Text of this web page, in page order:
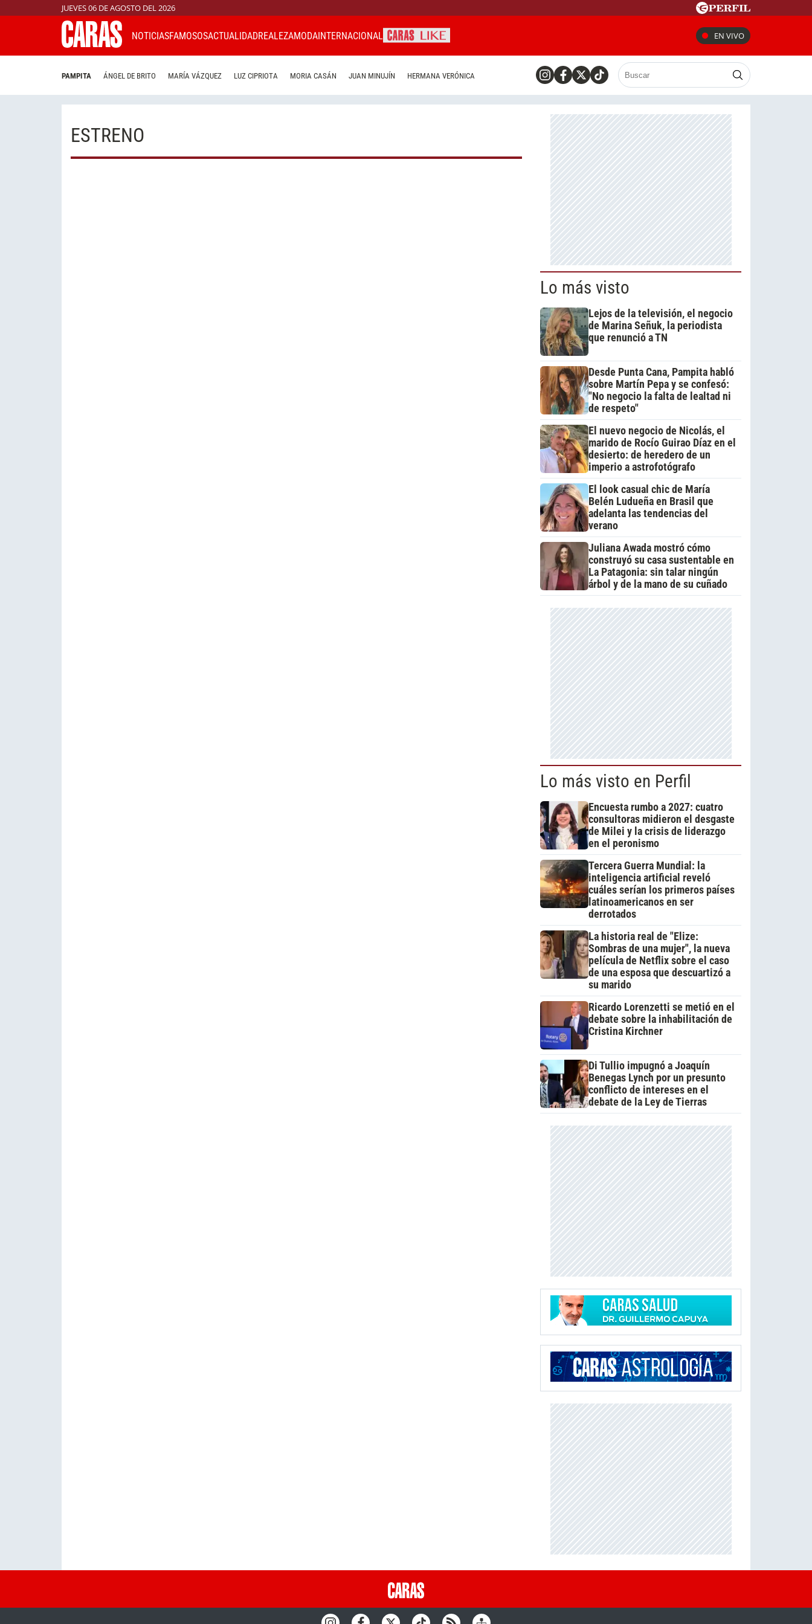
JUEVES 06 DE AGOSTO DEL 2026
NOTICIASFAMOSOSACTUALIDADREALEZAMODAINTERNACIONAL EN VIVO
PAMPITA ÁNGEL DE BRITO MARÍA VÁZQUEZ LUZ CIPRIOTA MORIA CASÁN JUAN MINUJÍN HERMANA VERÓNICA
ESTRENO
Lo más visto
Lejos de la televisión, el negocio
de Marina Señuk, la periodista
que renunció a TN
Desde Punta Cana, Pampita habló
sobre Martín Pepa y se confesó:
"No negocio la falta de lealtad ni
de respeto"
El nuevo negocio de Nicolás, el
marido de Rocío Guirao Díaz en el
desierto: de heredero de un
imperio a astrofotógrafo
El look casual chic de María
Belén Ludueña en Brasil que
adelanta las tendencias del
verano
Juliana Awada mostró cómo
construyó su casa sustentable en
La Patagonia: sin talar ningún
árbol y de la mano de su cuñado
Lo más visto en Perfil
Encuesta rumbo a 2027: cuatro
consultoras midieron el desgaste
de Milei y la crisis de liderazgo
en el peronismo
Tercera Guerra Mundial: la
inteligencia artificial reveló
cuáles serían los primeros países
latinoamericanos en ser
derrotados
La historia real de "Elize:
Sombras de una mujer", la nueva
película de Netflix sobre el caso
de una esposa que descuartizó a
su marido
Ricardo Lorenzetti se metió en el
debate sobre la inhabilitación de
Cristina Kirchner
Di Tullio impugnó a Joaquín
Benegas Lynch por un presunto
conflicto de intereses en el
debate de la Ley de Tierras